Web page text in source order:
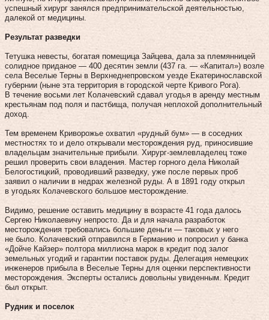
успешный хирург занялся предпринимательской деятельностью,
далекой от медицины.
Результат разведки
Тетушка невесты, богатая помещица Зайцева, дала за племянницей
солидное приданое — 400 десятин земли (437 га. — «Капитал») возле
села Веселые Терны в Верхнеднепровском уезде Екатеринославской
губернии (ныне эта территория в городской черте Кривого Рога).
В течение восьми лет Колачевский сдавал угодья в аренду местным
крестьянам под поля и пастбища, получая неплохой дополнительный
доход.
Тем временем Криворожье охватил «рудный бум» — в соседних
местностях то и дело открывали месторождения руд, приносившие
владельцам значительные прибыли. Хирург-землевладелец тоже
решил проверить свои владения. Мастер горного дела Николай
Белогостицкий, проводивший разведку, уже после первых проб
заявил о наличии в недрах железной руды. А в 1891 году открыл
в угодьях Колачевского большое месторождение.
Видимо, решение оставить медицину в возрасте 41 года далось
Сергею Николаевичу непросто. Да и для начала разработок
месторождения требовались большие деньги — таковых у него
не было. Колачевский отправился в Германию и попросил у банка
«Дойче Кайзер» полтора миллиона марок в кредит под залог
земельных угодий и гарантии поставок руды. Делегация немецких
инженеров прибыла в Веселые Терны для оценки перспективности
месторождения. Эксперты остались довольны увиденным. Кредит
был открыт.
Рудник и поселок